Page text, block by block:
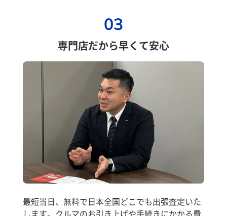
03
専門店だから早くて安心
最短当日、無料で日本全国どこでも出張査定いた
します。クルマのお引き上げや手続きにかかる費